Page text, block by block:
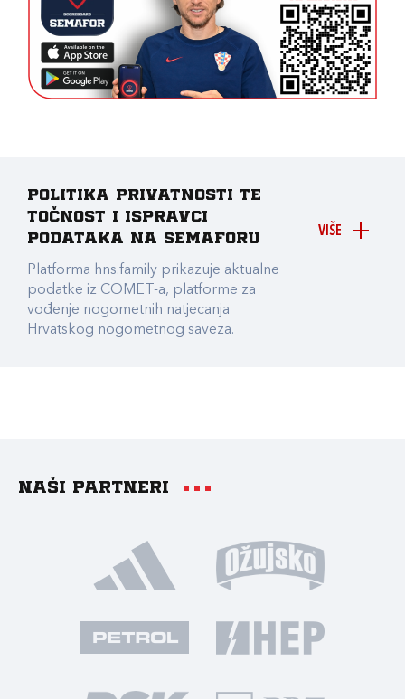
VIŠE
Politika privatnosti te
točnost i ispravci
podataka na Semaforu
Platforma hns.family prikazuje aktualne
podatke iz COMET-a, platforme za
vođenje nogometnih natjecanja
Hrvatskog nogometnog saveza.
Naši partneri